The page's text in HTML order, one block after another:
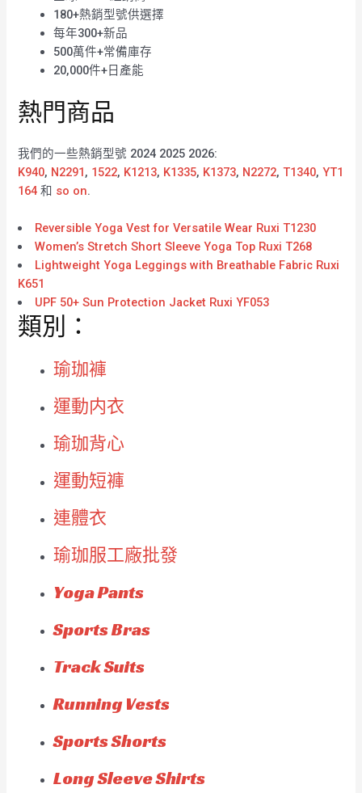
180+熱銷型號供選擇
每年300+新品
500萬件+常備庫存
20,000件+日產能
熱門商品
我們的一些熱銷型號 2024 2025 2026:
K940, N2291, 1522, K1213, K1335, K1373, N2272,T1340,YT1
164 和 so on.
Reversible Yoga Vest for Versatile Wear Ruxi T1230
Women’s Stretch Short Sleeve Yoga Top Ruxi T268
Lightweight Yoga Leggings with Breathable Fabric Ruxi
K651
UPF 50+ Sun Protection Jacket Ruxi YF053
類別：
瑜珈褲
運動内衣
瑜珈背心
運動短褲
連體衣
瑜珈服工廠批發
Yoga Pants
Sports Bras
Track Suits
Running Vests
Sports Shorts
Long Sleeve Shirts